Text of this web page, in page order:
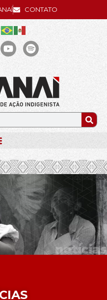
CONTATO